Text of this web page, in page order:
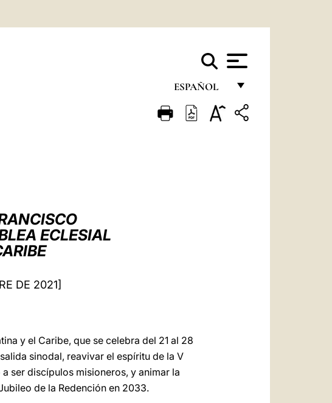
ESPAÑOL
FRANÇAIS
ECLESIAL
DE 2021]
y el Caribe, que se celebra del 21 al 28
sinodal, reavivar el espíritu de la V
ser discípulos misioneros, y animar la
de la Redención en 2033.